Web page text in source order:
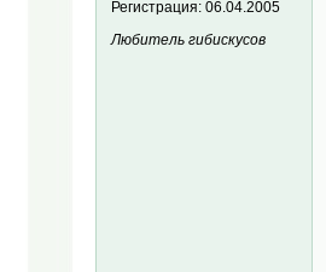
Регистрация:06.04.2005
Любитель гибискусов